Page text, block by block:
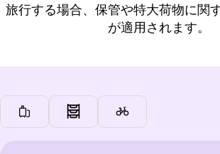
旅行する場合、保管や特大荷物に関
が適用されます。